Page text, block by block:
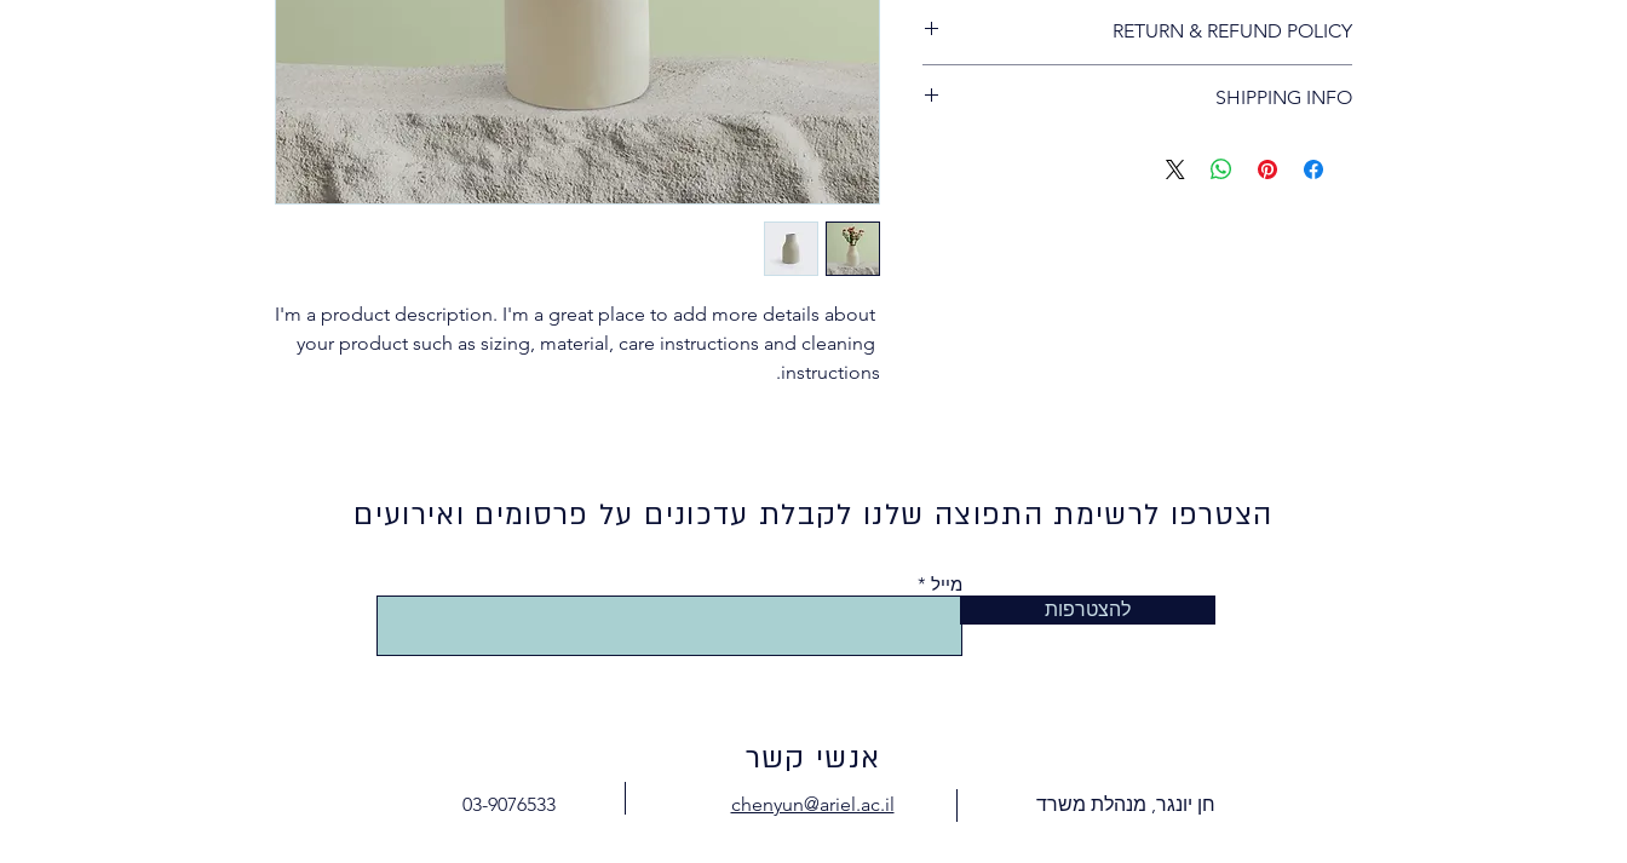
I'm a product description. I'm a great place to add more details about
your product such as sizing, material, care instructions and cleaning
instructions.
information about your product such as sizing, material,
care and cleaning instructions. This is also a great space
to write what makes this product special and how your
customers can benefit from this item.
RETURN & REFUND POLICY
your customers know what to do in case they are
to build trust and reassure your customers that they can
SHIPPING INFO
information about your shipping methods, packaging
הצטרפו לרשימת התפוצה שלנו לקבלת עדכונים על פרסומים ואירועים
מייל
להצטרפות
אנשי קשר
03-9076533 chenyun@ariel.ac.il חן יונגר, מנהלת משרד